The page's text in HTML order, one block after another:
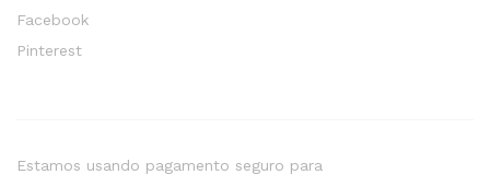
Facebook
Pinterest
Estamos usando pagamento seguro para